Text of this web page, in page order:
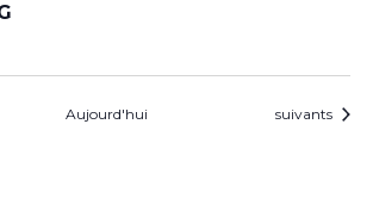
Aujourd'hui Évènements
suivants